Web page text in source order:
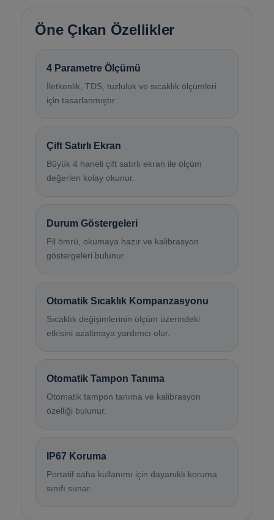
Öne Çıkan Özellikler
4 Parametre Ölçümü
İletkenlik, TDS, tuzluluk ve sıcaklık ölçümleri
için tasarlanmıştır.
Çift Satırlı Ekran
Büyük 4 haneli çift satırlı ekran ile ölçüm
değerleri kolay okunur.
Durum Göstergeleri
Pil ömrü, okumaya hazır ve kalibrasyon
göstergeleri bulunur.
Otomatik Sıcaklık Kompanzasyonu
Sıcaklık değişimlerinin ölçüm üzerindeki
etkisini azaltmaya yardımcı olur.
Otomatik Tampon Tanıma
Otomatik tampon tanıma ve kalibrasyon
özelliği bulunur.
IP67 Koruma
Portatif saha kullanımı için dayanıklı koruma
sınıfı sunar.